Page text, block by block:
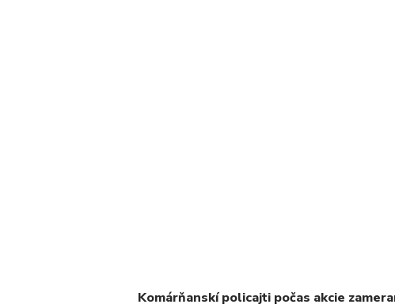
Komárňanskí policajti počas akcie